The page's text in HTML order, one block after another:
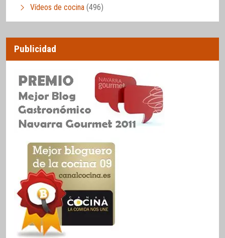
Vídeos de cocina (496)
Publicidad